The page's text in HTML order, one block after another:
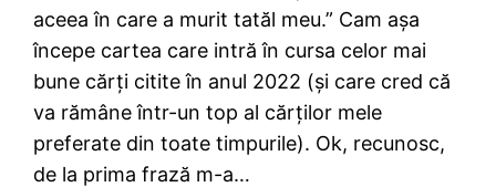
aceea în care a murit tatăl meu.” Cam așa
începe cartea care intră în cursa celor mai
bune cărți citite în anul 2022 (și care cred că
va rămâne într-un top al cărților mele
preferate din toate timpurile). Ok, recunosc,
de la prima frază m-a…